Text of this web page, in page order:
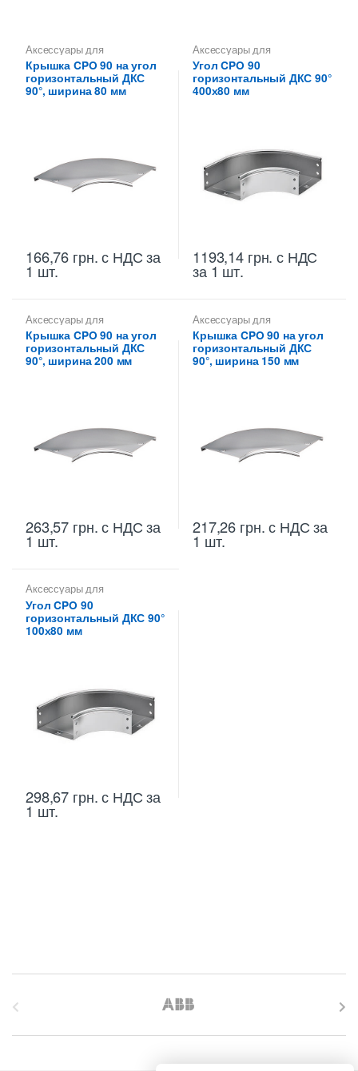
Аксессуары для
металлических лотков
Крышки на повороты,
ответвители
Крышка CPO 90 на угол
горизонтальный ДКС
90°, ширина 80 мм
166,76 грн.с НДС за
1 шт.
Аксессуары для
металлических лотков
для цельных,
перфорированных лотков
Угол CPO 90
горизонтальный ДКС 90°
400х80 мм
1193,14 грн. с НДС
за 1 шт.
Аксессуары для
металлических лотков
Крышки на повороты,
ответвители
Крышка CPO 90 на угол
горизонтальный ДКС
90°, ширина 200 мм
263,57 грн.с НДС за
1 шт.
Аксессуары для
металлических лотков
Крышки на повороты,
ответвители
Крышка CPO 90 на угол
горизонтальный ДКС
90°, ширина 150 мм
217,26 грн.с НДС за
1 шт.
Аксессуары для
металлических лотков
для цельных,
перфорированных лотков
Угол CPO 90
горизонтальный ДКС 90°
100х80 мм
298,67 грн.с НДС за
1 шт.